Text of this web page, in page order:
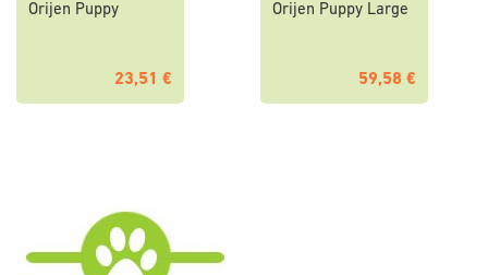
Orijen Puppy
23,51 €
Orijen Puppy Large
59,58 €